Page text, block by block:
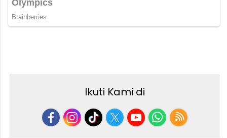
Ikuti Kami di